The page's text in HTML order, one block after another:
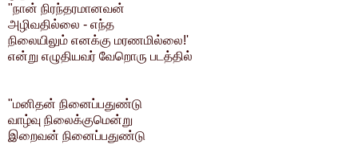
"நான் நிரந்தரமானவன்
அழிவதில்லை - எந்த
நிலையிலும் எனக்கு மரணமில்லை!'
என்று எழுதியவர் வேறொரு படத்தில்
"மனிதன் நினைப்பதுண்டு
வாழ்வு நிலைக்குமென்று
இறைவன் நினைப்பதுண்டு